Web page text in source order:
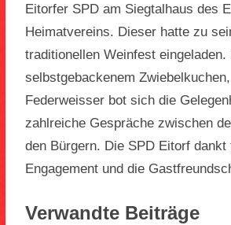
Eitorfer SPD am Siegtalhaus des
Heimatvereins. Dieser hatte zu
traditionellen Weinfest eingeladen.
selbstgebackenem
Federweisser bot sich die
zahlreiche Gespräche zwischen
den Bürgern. Die SPD Eitorf dankt
Engagement und die
Verwandte Beiträge